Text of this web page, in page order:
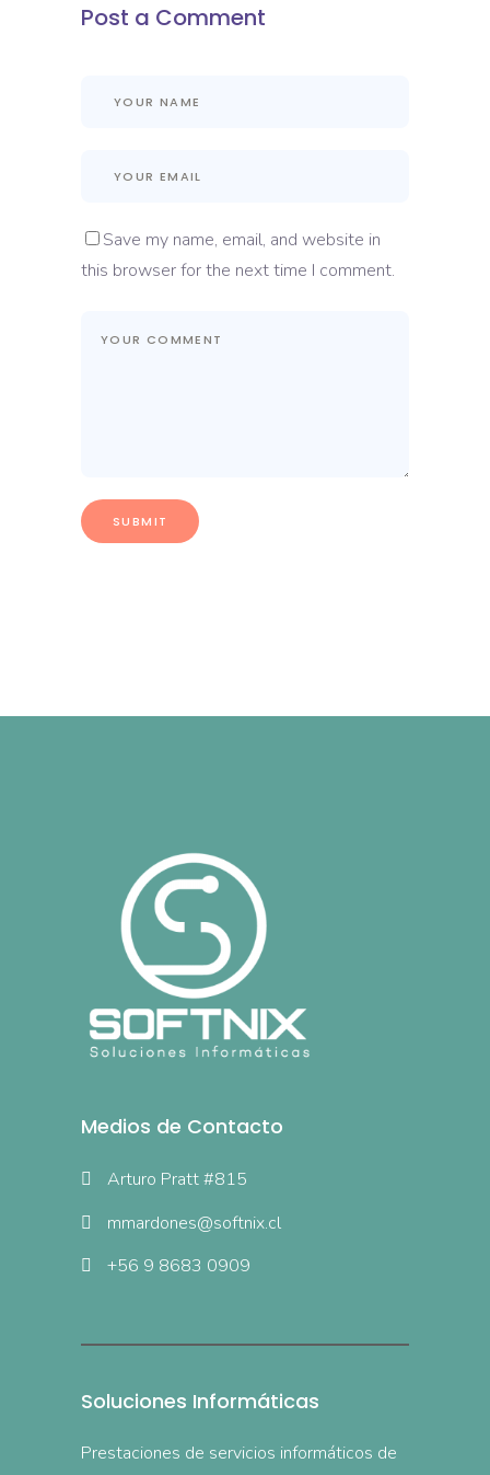
Post a Comment
Save my name, email, and website in
this browser for the next time I comment.
Medios de Contacto
Arturo Pratt #815
mmardones@softnix.cl
+56 9 8683 0909
Soluciones Informáticas
Prestaciones de servicios informáticos de